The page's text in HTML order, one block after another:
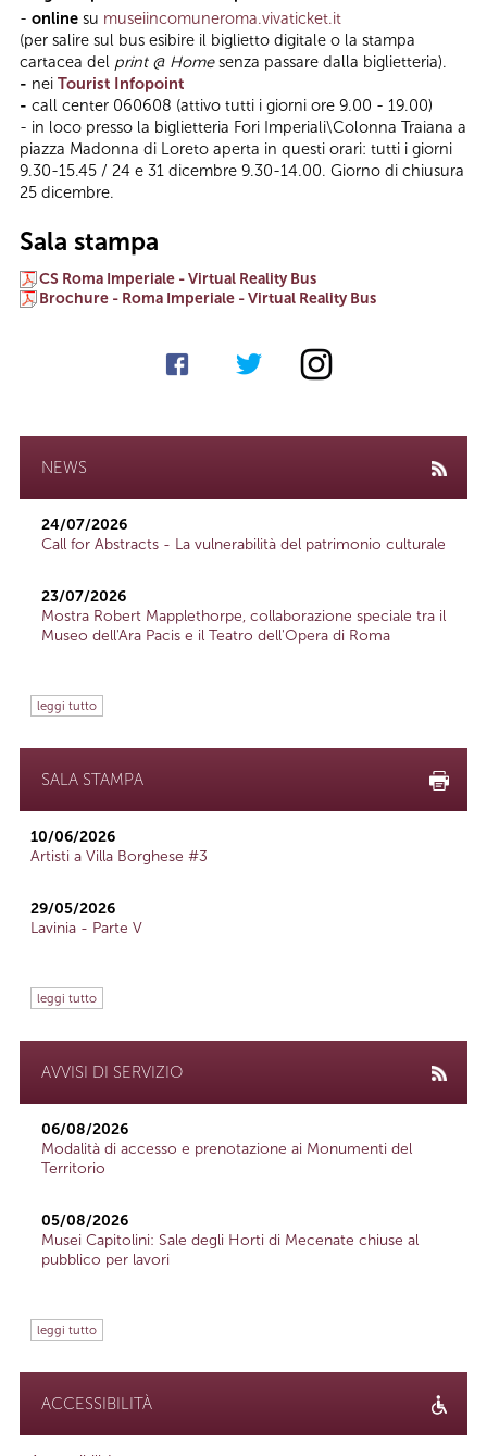
- online su museiincomuneroma.vivaticket.it
(per salire sul bus esibire il biglietto digitale o la stampa
cartacea del print @ Homesenza passare dalla biglietteria).
- nei Tourist Infopoint
- call center 060608 (attivo tutti i giorni ore 9.00 - 19.00)
- in loco presso la biglietteria Fori Imperiali\Colonna Traiana a
piazza Madonna di Loreto aperta in questi orari: tutti i giorni
9.30-15.45 / 24 e 31 dicembre 9.30-14.00. Giorno di chiusura
25 dicembre.
Sala stampa
CS Roma Imperiale - Virtual Reality Bus
Brochure - Roma Imperiale - Virtual Reality Bus
NEWS
24/07/2026
Call for Abstracts - La vulnerabilità del patrimonio culturale
23/07/2026
Mostra Robert Mapplethorpe, collaborazione speciale tra il
Museo dell'Ara Pacis e il Teatro dell'Opera di Roma
leggi tutto
SALA STAMPA
10/06/2026
Artisti a Villa Borghese #3
29/05/2026
Lavinia - Parte V
leggi tutto
AVVISI DI SERVIZIO
06/08/2026
Modalità di accesso e prenotazione ai Monumenti del
Territorio
05/08/2026
Musei Capitolini: Sale degli Horti di Mecenate chiuse al
pubblico per lavori
leggi tutto
ACCESSIBILITÀ